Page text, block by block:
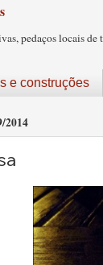
pedaços locais
e construções
2014